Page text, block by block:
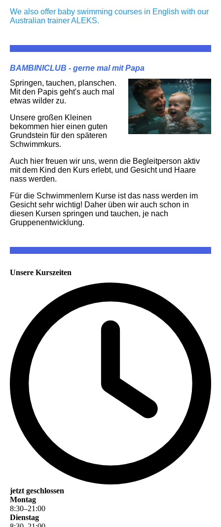
We also offer baby swimming courses in English with our
Australian trainer ALEKS.
BAMBINICLUB - gerne mal mit Papa
Springen, tauchen, planschen.
Mit den Papis geht's auch mal
etwas wilder zu.
Unsere großen Kleinen
bekommen hier einen guten
Grundstein für den späteren
Schwimmkurs.
Auch hier freuen wir uns, wenn die Begleitperson aktiv
mit dem Kind den Kurs erlebt, und Gesicht und Haare
nass werden.
Für die Schwimmenlern Kurse ist das nass werden im
Gesicht sehr wichtig! Daher üben wir auch schon in
diesen Kursen springen und tauchen, je nach
Gruppenentwicklung.
Unsere Kurszeiten
jetzt geschlossen
Montag
8:30–21 :00
Dienstag